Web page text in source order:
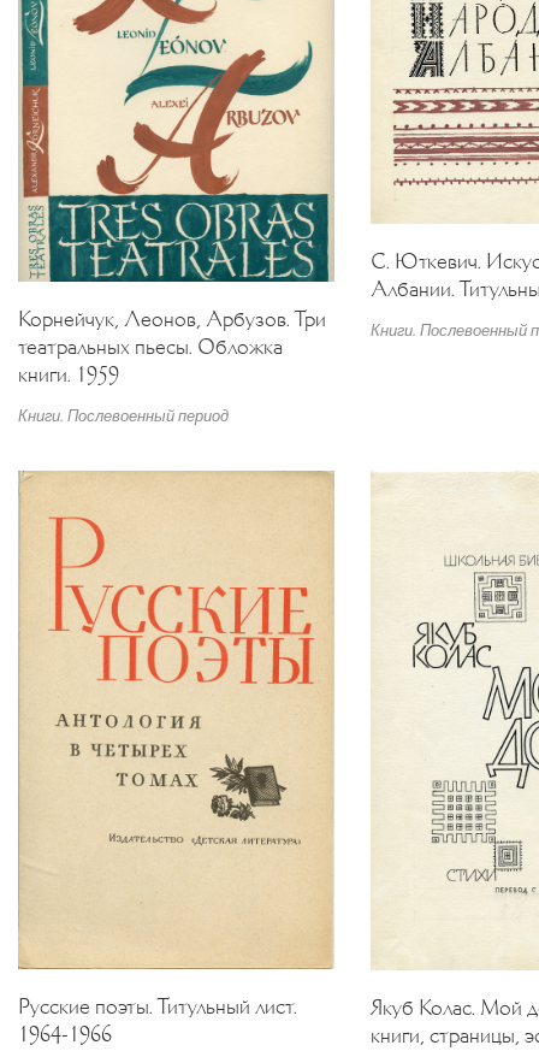
Корнейчук, Леонов, Арбузов. Три
театральных пьесы. Обложка
книги. 1959
Книги. Послевоенный период
С. Юткевич.
Албании.
Книги. Послевоенный
Русские поэты. Титульный лист.
1964-1966
Якуб Колас. Мой
книги, страницы,